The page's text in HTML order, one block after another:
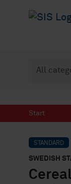
Start
STANDARD
SWEDISH